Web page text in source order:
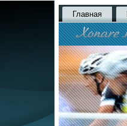
Главная